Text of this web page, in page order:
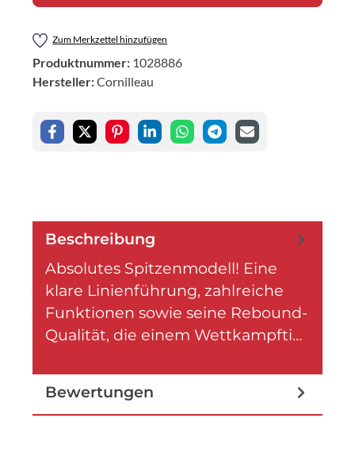
Zum Merkzettel hinzufügen
Produktnummer: 1028886
Hersteller:Cornilleau
Beschreibung
Absolutes Spitzenmodell! Eine
klare Linienführung, zahlreiche
Funktionen sowie seine Rebound-
Qualität, die einem Wettkampfti…
Bewertungen